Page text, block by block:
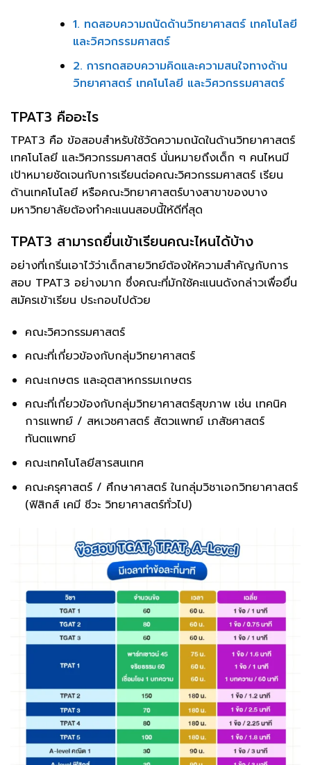
1. ทดสอบความถนัดด้านวิทยาศาสตร์ เทคโนโลยี
และวิศวกรรมศาสตร์
2. การทดสอบความคิดและความสนใจทางด้าน
วิทยาศาสตร์ เทคโนโลยี และวิศวกรรมศาสตร์
TPAT3 คืออะไร
TPAT3 คือ ข้อสอบสำหรับใช้วัดความถนัดในด้านวิทยาศาสตร์
เทคโนโลยี และวิศวกรรมศาสตร์ นั่นหมายถึงเด็ก ๆ คนไหนมี
เป้าหมายชัดเจนกับการเรียนต่อคณะวิศวกรรมศาสตร์ เรียน
ด้านเทคโนโลยี หรือคณะวิทยาศาสตร์บางสาขาของบาง
มหาวิทยาลัยต้องทำคะแนนสอบนี้ให้ดีที่สุด
TPAT3 สามารถยื่นเข้าเรียนคณะไหนได้บ้าง
อย่างที่เกริ่นเอาไว้ว่าเด็กสายวิทย์ต้องให้ความสำคัญกับการ
สอบ TPAT3 อย่างมาก ซึ่งคณะที่มักใช้คะแนนดังกล่าวเพื่อยื่น
สมัครเข้าเรียน ประกอบไปด้วย
คณะวิศวกรรมศาสตร์
คณะที่เกี่ยวข้องกับกลุ่มวิทยาศาสตร์
คณะเกษตร และอุตสาหกรรมเกษตร
คณะที่เกี่ยวข้องกับกลุ่มวิทยาศาสตร์สุขภาพ เช่น เทคนิค
การแพทย์ / สหเวชศาสตร์ สัตวแพทย์ เภสัชศาสตร์
ทันตแพทย์
คณะเทคโนโลยีสารสนเทศ
คณะครุศาสตร์ / ศึกษาศาสตร์ ในกลุ่มวิชาเอกวิทยาศาสตร์
(ฟิสิกส์ เคมี ชีวะ วิทยาศาสตร์ทั่วไป)